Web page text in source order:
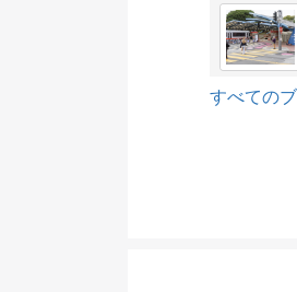
すべての